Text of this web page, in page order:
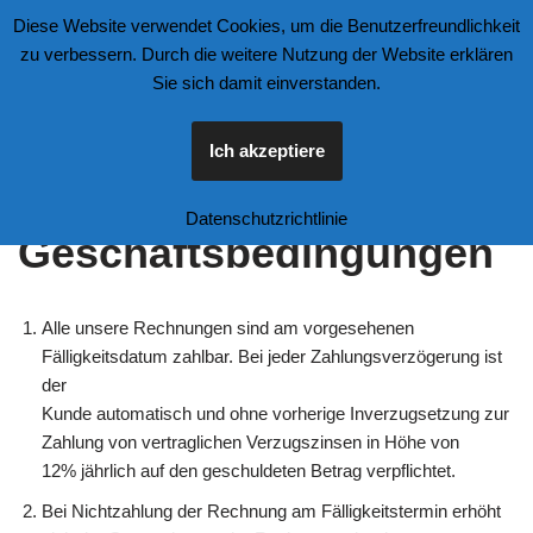
Zum
Allgemeine
Geschäftsbedingungen
Alle unsere Rechnungen sind am vorgesehenen
Fälligkeitsdatum zahlbar. Bei jeder Zahlungsverzögerung ist
der
Kunde automatisch und ohne vorherige Inverzugsetzung zur
Zahlung von vertraglichen Verzugszinsen in Höhe von
12% jährlich auf den geschuldeten Betrag verpflichtet.
Bei Nichtzahlung der Rechnung am Fälligkeitstermin erhöht
Diese Website verwendet Cookies, um die Benutzerfreundlichkeit
zu verbessern. Durch die weitere Nutzung der Website erklären
Sie sich damit einverstanden.
Ich akzeptiere
Datenschutzrichtlinie